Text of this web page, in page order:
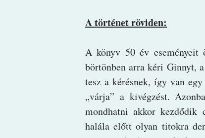
A történet röviden:
A könyv 50 év
börtönben arra kéri Ginnyt,
tesz a kérésnek, így van
„várja” a kivégzést.
mondhatni akkor kezdődik
halála előtt olyan titokra